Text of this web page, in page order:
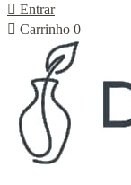
 Entrar
 Carrinho 0